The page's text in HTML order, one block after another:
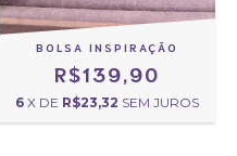
BOLSA INSPIRAÇÃO
R$139,90
6 X DE R$23,32 SEM JUROS